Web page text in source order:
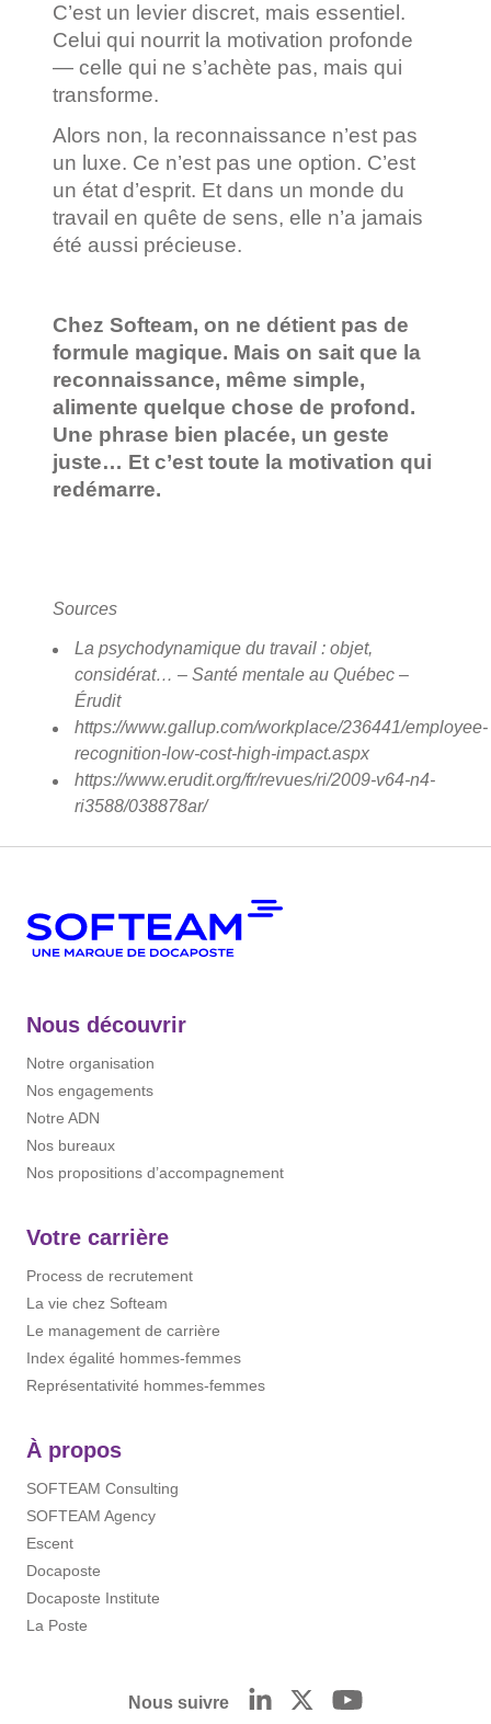
C’est un levier discret, mais essentiel.
Celui qui nourrit la motivation profonde
— celle qui ne s’achète pas, mais qui
transforme.
Alors non, la reconnaissance n’est pas
un luxe. Ce n’est pas une option. C’est
un état d’esprit. Et dans un monde du
travail en quête de sens, elle n’a jamais
été aussi précieuse.
Chez Softeam, on ne détient pas de
formule magique. Mais on sait que la
reconnaissance, même simple,
alimente quelque chose de profond.
Une phrase bien placée, un geste
juste… Et c’est toute la motivation qui
redémarre.
Sources
La psychodynamique du travail : objet,
considérat… – Santé mentale au Québec –
Érudit
https://www.gallup.com/workplace/236441/employee-
recognition-low-cost-high-impact.aspx
https://www.erudit.org/fr/revues/ri/2009-v64-n4-
ri3588/038878ar/
Nous découvrir
Notre organisation
Nos engagements
Notre ADN
Nos bureaux
Nos propositions d’accompagnement
Votre carrière
Process de recrutement
La vie chez Softeam
Le management de carrière
Index égalité hommes-femmes
Représentativité hommes-femmes
À propos
SOFTEAM Consulting
SOFTEAM Agency
Escent
Docaposte
Docaposte Institute
La Poste
Nous suivre